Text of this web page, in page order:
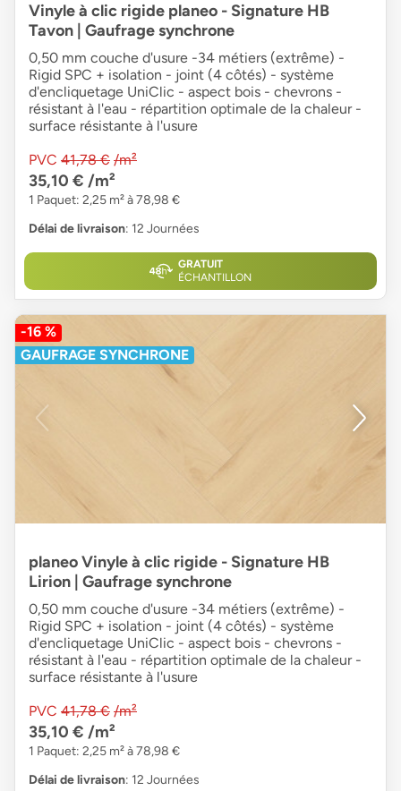
Vinyle à clic rigide planeo - Signature HB
Tavon | Gaufrage synchrone
0,50 mm couche d'usure -34 métiers (extrême) -
Rigid SPC + isolation - joint (4 côtés) - système
d'encliquetage UniClic - aspect bois - chevrons -
résistant à l'eau - répartition optimale de la chaleur -
surface résistante à l'usure
PVC 41,78 € /m²
35,10 € /m²
1 Paquet: 2,25 m² à 78,98 €
Délai de livraison: 12 Journées
GRATUIT
ÉCHANTILLON
-16 %
GAUFRAGE SYNCHRONE
planeo Vinyle à clic rigide - Signature HB
Lirion | Gaufrage synchrone
0,50 mm couche d'usure -34 métiers (extrême) -
Rigid SPC + isolation - joint (4 côtés) - système
d'encliquetage UniClic - aspect bois - chevrons -
résistant à l'eau - répartition optimale de la chaleur -
surface résistante à l'usure
PVC 41,78 € /m²
35,10 € /m²
1 Paquet: 2,25 m² à 78,98 €
Délai de livraison: 12 Journées